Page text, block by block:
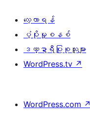
လေ့လာရန်
ပံ့ပိုးမှုစနစ်
ဒဏ္ဍာရီပြုစုသူများ
WordPress.tv ↗
WordPress.com ↗